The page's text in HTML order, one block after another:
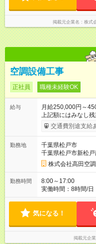
掲載元企業名 株式
空調設備工事
正社員 職種未経験OK
給与
月給250,000円～
上記額にはみなし
す。※超過分は全額
交通費別途支給
勤務地
千葉県松戸市
千葉県松戸市新松
株式会社高田空
勤務時間
8:00～17:00
実働時間：8時間/日
気になる！
掲載元企